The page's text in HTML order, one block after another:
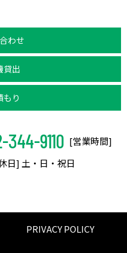
わせ
貸出
もり
344-9110 [営業時間]
日] 土・日・祝日
PRIVACY POLICY